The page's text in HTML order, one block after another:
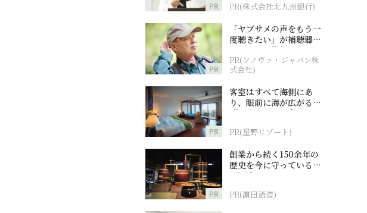
PR PR(株式会社北九州銀行)
PR
「ヤブサメの声をもう一
度聴きたい」が補聴器チ
ャレンジの後押しに
PR(ソノヴァ・ジャパン株
式会社)
PR
客室はすべて海側にあ
り、眼前に海が広がる
『西表島ホテル by 星野
PR(星野リゾート)
PR
創業から続く150余年の
歴史を今に守っている濵
田酒造
PR(濵田酒造)